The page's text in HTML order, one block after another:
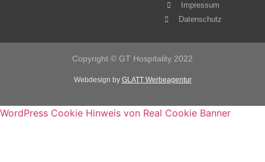
Impressum
Datenschutz
Copyright © GT Hospitality 2022
Webdesign by GLATT Werbeagentur
WordPress Cookie Hinweis von Real Cookie Banner